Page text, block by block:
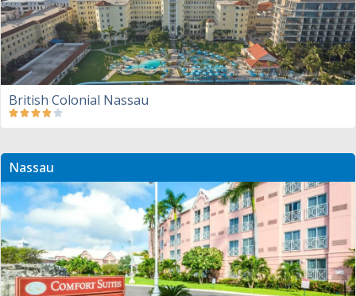
British Colonial Nassau
Nassau